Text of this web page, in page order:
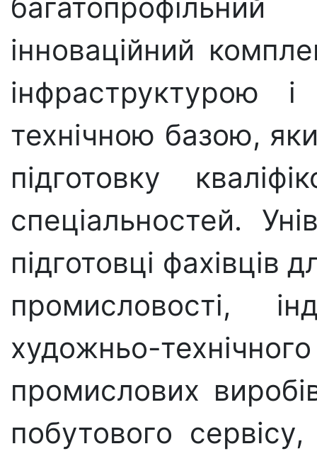
інноваційний
інфраструктурою
технічною базою,
підготовку
спеціальностей.
підготовці фахівців
промисловості,
художньо-
промислових
побутового